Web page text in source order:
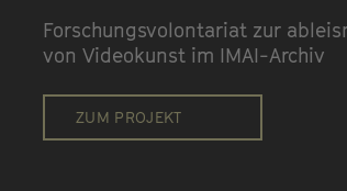
Forschungsvolontariat zur
von Videokunst im IMAI-Archiv
ZUM PROJEKT